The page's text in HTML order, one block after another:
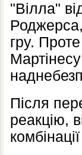
"Вілла"
гру.
Після
реакцію,